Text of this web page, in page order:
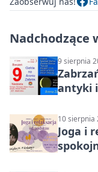
Nadchodzące
9 sierpnia
antyki
10 sierpnia
Joga i